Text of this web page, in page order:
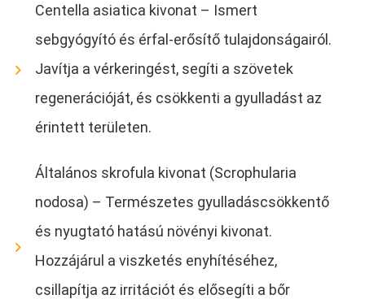
Centella asiatica kivonat – Ismert
sebgyógyító és érfal-erősítő tulajdonságairól.
Javítja a vérkeringést, segíti a szövetek
regenerációját, és csökkenti a gyulladást az
érintett területen.
Általános skrofula kivonat (Scrophularia
nodosa) – Természetes gyulladáscsökkentő
és nyugtató hatású növényi kivonat.
Hozzájárul a viszketés enyhítéséhez,
csillapítja az irritációt és elősegíti a bőr